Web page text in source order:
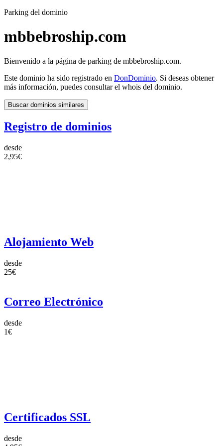
Parking del dominio
mbbebroship.com
Bienvenido a la página de parking de mbbebroship.com.
Este dominio ha sido registrado en DonDominio. Si deseas obtener
más información, puedes consultar el whois del dominio.
Buscar dominios similares
Registro de dominios
desde
2,95€
Alojamiento Web
desde
25€
Correo Electrónico
desde
1€
Certificados SSL
desde